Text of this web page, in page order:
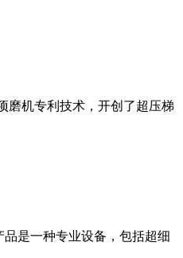
磨机专利技术，开创了超压梯
是一种专业设备，包括超细